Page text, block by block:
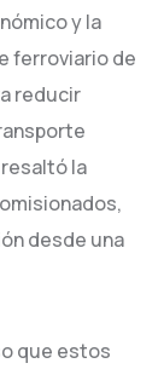
y la
ferroviario de
reducir
la
desde una
que estos